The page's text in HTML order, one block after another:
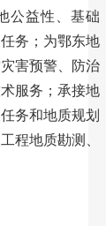
公益性、基础
务；为鄂东地
害预警、防治
服务；承接地
务和地质规划
程地质勘测、